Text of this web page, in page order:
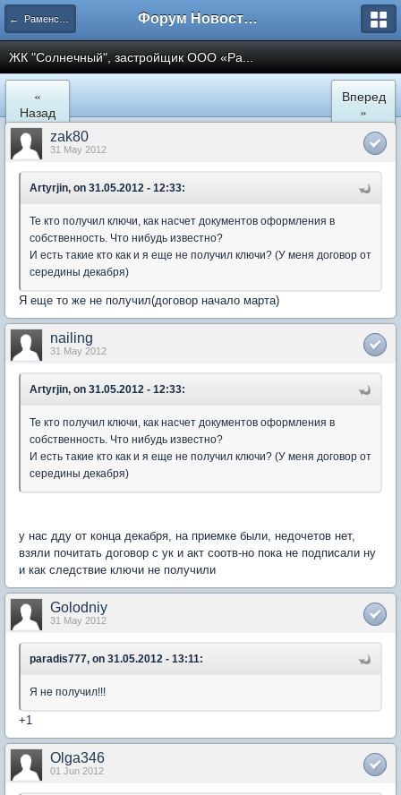
← Раменское Форум Новостройки
ЖК "Солнечный", застройщик ООО «Ра...
«
Назад
Вперед
»
zak80
31 May 2012
Artyrjin, on 31.05.2012 - 12:33:
Те кто получил ключи, как насчет документов оформления в
собственность. Что нибудь известно?
И есть такие кто как и я еще не получил ключи? (У меня договор от
середины декабря)
Я еще то же не получил(договор начало марта)
nailing
31 May 2012
Artyrjin, on 31.05.2012 - 12:33:
Те кто получил ключи, как насчет документов оформления в
собственность. Что нибудь известно?
И есть такие кто как и я еще не получил ключи? (У меня договор от
середины декабря)
у нас дду от конца декабря, на приемке были, недочетов нет,
взяли почитать договор с ук и акт соотв-но пока не подписали ну
и как следствие ключи не получили
Golodniy
31 May 2012
paradis777, on 31.05.2012 - 13:11:
Я не получил!!!
+1
Olga346
01 Jun 2012